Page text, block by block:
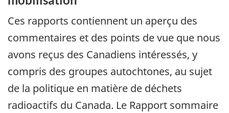
Ces rapports contiennent un aperçu des
commentaires et des points de vue que nous
avons reçus des Canadiens intéressés, y
compris des groupes autochtones, au sujet
de la politique en matière de déchets
radioactifs du Canada. Le Rapport sommaire